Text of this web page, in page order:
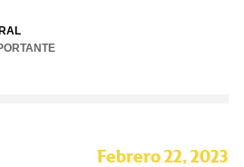
Febrero 22, 2023